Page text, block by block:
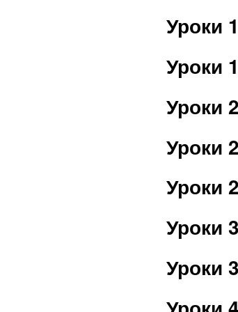
Уроки
Уроки
Уроки
Уроки
Уроки
Уроки
Уроки